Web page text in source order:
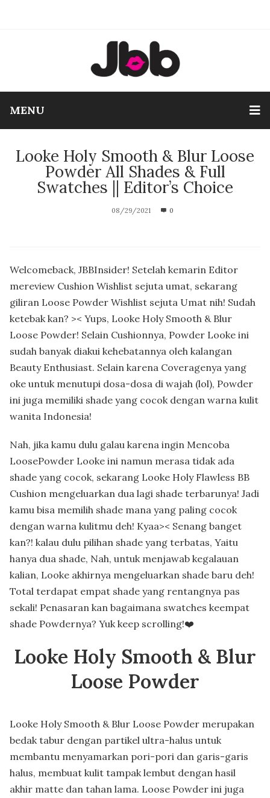
MENU
Looke Holy Smooth & Blur Loose
Powder All Shades & Full
Swatches || Editor’s Choice
08/29/2021 0
Welcomeback, JBBInsider! Setelah kemarin Editor
mereview Cushion Wishlist sejuta umat, sekarang
giliran Loose Powder Wishlist sejuta Umat nih! Sudah
ketebak kan? >< Yups, Looke Holy Smooth & Blur
Loose Powder! Selain Cushionnya, Powder Looke ini
sudah banyak diakui kehebatannya oleh kalangan
Beauty Enthusiast. Selain karena Coveragenya yang
oke untuk menutupi dosa-dosa di wajah (lol), Powder
ini juga memiliki shade yang cocok dengan warna kulit
wanita Indonesia!
Nah, jika kamu dulu galau karena ingin Mencoba
LoosePowder Looke ini namun merasa tidak ada
shade yang cocok, sekarang Looke Holy Flawless BB
Cushion mengeluarkan dua lagi shade terbarunya! Jadi
kamu bisa memilih shade mana yang paling cocok
dengan warna kulitmu deh! Kyaa>< Senang banget
kan?! kalau dulu pilihan shade yang terbatas, Yaitu
hanya dua shade, Nah, untuk menjawab kegalauan
kalian, Looke akhirnya mengeluarkan shade baru deh!
Total terdapat empat shade yang rentangnya pas
sekali! Penasaran kan bagaimana swatches keempat
shade Powdernya? Yuk keep scrolling!❤️
Looke Holy Smooth & Blur
Loose Powder
Looke Holy Smooth & Blur Loose Powder merupakan
bedak tabur dengan partikel ultra-halus untuk
membantu menyamarkan pori-pori dan garis-garis
halus, membuat kulit tampak lembut dengan hasil
akhir matte dan tahan lama. Loose Powder ini juga